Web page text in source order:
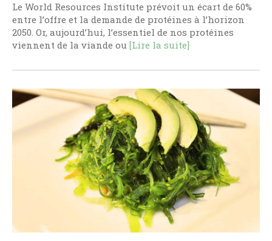
Le World Resources Institute prévoit un écart de 60%
entre l’offre et la demande de protéines à l’horizon
2050. Or, aujourd’hui, l’essentiel de nos protéines
viennent de la viande ou [Lire la suite]